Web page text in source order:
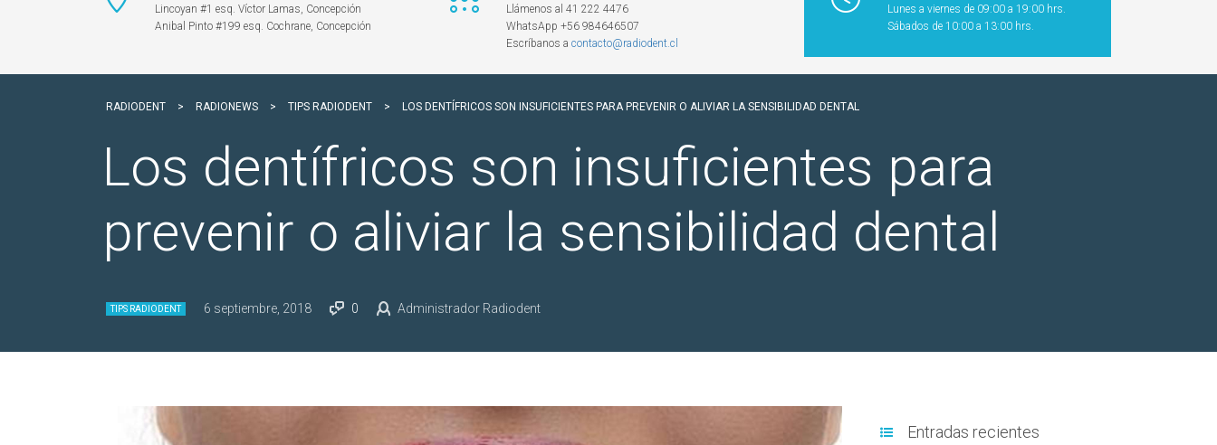
Lincoyan #1 esq. Víctor Lamas, Concepción
Anibal Pinto #199 esq. Cochrane, Concepción
Llámenos al 41 222 4476
WhatsApp +56 984646507
Escríbanos a contacto@radiodent.cl
Lunes a viernes de 09:00 a 19:00 hrs.
Sábados de 10:00 a 13:00 hrs.
RADIODENT > RADIONEWS > TIPS RADIODENT > LOS DENTÍFRICOS SON INSUFICIENTES PARA PREVENIR O ALIVIAR LA SENSIBILIDAD DENTAL
Los dentífricos son insuficientes para
prevenir o aliviar la sensibilidad dental
TIPS RADIODENT 6 septiembre, 2018 0 Administrador Radiodent
Entradas recientes